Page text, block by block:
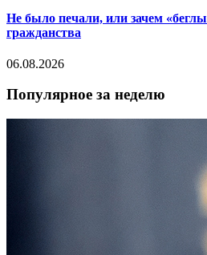
Не было печали, или зачем
гражданства
06.08.2026
Популярное за неделю